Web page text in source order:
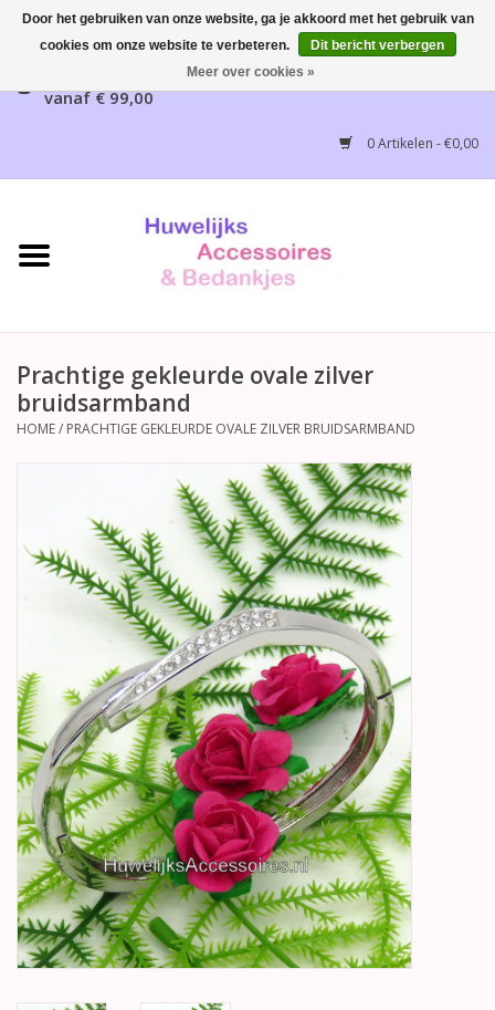
Gratis verzending mogelijk, NL vanaf € 65,00, België
vanaf € 99,00
0 Artikelen - €0,00
Home
Bruidsaccessoires
Huwelijksreceptie
Betty Boop Huwelijk
Geboorte, Doop en
Communie
SALE
Prachtige gekleurde ovale zilver
bruidsarmband
HOME/ PRACHTIGE GEKLEURDE OVALE ZILVER BRUIDSARMBAND
Door het gebruiken van onze website, ga je akkoord met het gebruik van
cookies om onze website te verbeteren.
Dit bericht verbergen
Meer over cookies »